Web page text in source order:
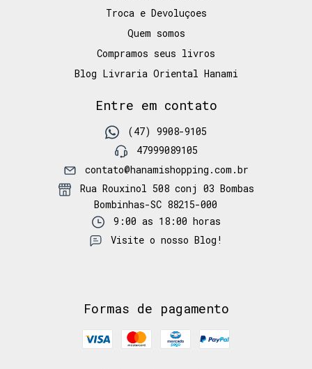
Troca e Devoluçoes
Quem somos
Compramos seus livros
Blog Livraria Oriental Hanami
Entre em contato
(47) 9908-9105
47999089105
contato@hanamishopping.com.br
Rua Rouxinol 508 conj 03 Bombas
Bombinhas-SC 88215-000
9:00 as 18:00 horas
Visite o nosso Blog!
Formas de pagamento